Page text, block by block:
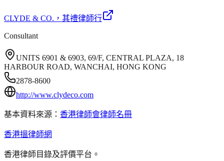
CLYDE & CO. ，其禮律師行
Consultant
UNITS 6901 & 6903, 69/F, CENTRAL PLAZA, 18
HARBOUR ROAD, WANCHAI, HONG KONG
2878-8600
http://www.clydeco.com
基本資料來源： 香港律師會律師名冊
香港搵律師網
香港律師目錄及評價平台。